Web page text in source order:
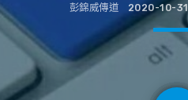
彭錦威傳道 2020-10-31